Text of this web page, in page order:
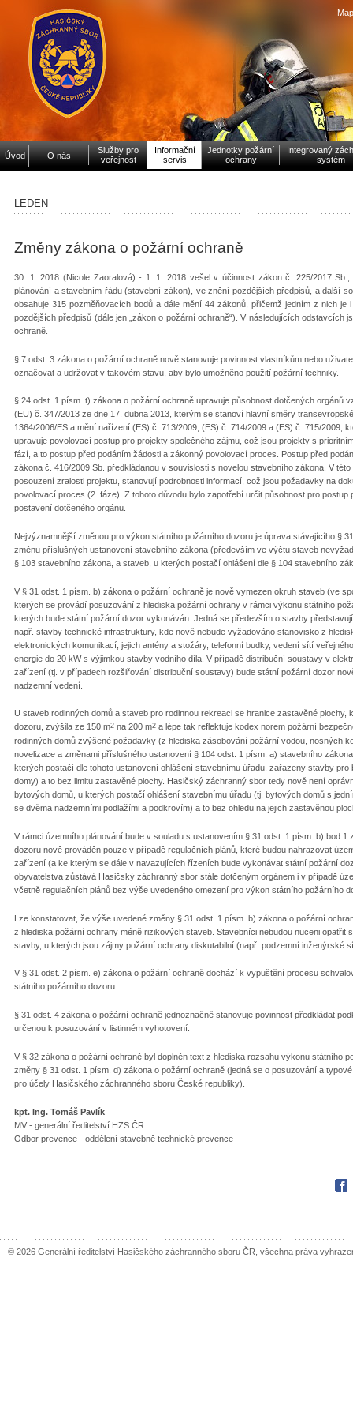
Úvod O nás
Služby pro
veřejnost
Informační
servis
Jednotky požární
ochrany
Integrovaný
systém
LEDEN
Změny zákona o požární ochraně
30. 1. 2018 (Nicole Zaoralová) - 1. 1. 2018 vešel v účinnost zákon č. 225/2017
plánování a stavebním řádu (stavební zákon), ve znění pozdějších předpisů, a další
obsahuje 315 pozměňovacích bodů a dále mění 44 zákonů, přičemž jedním z nich
pozdějších předpisů (dále jen „zákon o požární ochraně“). V následujících odstavcích
ochraně.
§ 7 odst. 3 zákona o požární ochraně nově stanovuje povinnost vlastníkům nebo
označovat a udržovat v takovém stavu, aby bylo umožněno použití požární techniky.
§ 24 odst. 1 písm. t) zákona o požární ochraně upravuje působnost dotčených orgánů
(EU) č. 347/2013 ze dne 17. dubna 2013, kterým se stanoví hlavní směry
1364/2006/ES a mění nařízení (ES) č. 713/2009, (ES) č. 714/2009 a (ES) č. 715/2009,
upravuje povolovací postup pro projekty společného zájmu, což jsou projekty s
fází, a to postup před podáním žádosti a zákonný povolovací proces. Postup před
zákona č. 416/2009 Sb. předkládanou v souvislosti s novelou stavebního zákona. V
posouzení zralosti projektu, stanovují podrobnosti informací, což jsou požadavky na
povolovací proces (2. fáze). Z tohoto důvodu bylo zapotřebí určit působnost pro
postavení dotčeného orgánu.
Nejvýznamnější změnou pro výkon státního požárního dozoru je úprava stávajícího §
změnu příslušných ustanovení stavebního zákona (především ve výčtu staveb
§ 103 stavebního zákona, a staveb, u kterých postačí ohlášení dle § 104 stavebního
V § 31 odst. 1 písm. b) zákona o požární ochraně je nově vymezen okruh staveb (ve
kterých se provádí posuzování z hlediska požární ochrany v rámci výkonu státního
kterých bude státní požární dozor vykonáván. Jedná se především o stavby
např. stavby technické infrastruktury, kde nově nebude vyžadováno stanovisko z
elektronických komunikací, jejich antény a stožáry, telefonní budky, vedení sítí
energie do 20 kW s výjimkou stavby vodního díla. V případě distribuční soustavy v
zařízení (tj. v případech rozšiřování distribuční soustavy) bude státní požární dozor
nadzemní vedení.
U staveb rodinných domů a staveb pro rodinnou rekreaci se hranice zastavěné
dozoru, zvýšila ze 150 m2 na 200 m2 a lépe tak reflektuje kodex norem požární
rodinných domů zvýšené požadavky (z hlediska zásobování požární vodou, nosných
novelizace a změnami příslušného ustanovení § 104 odst. 1 písm. a) stavebního
kterých postačí dle tohoto ustanovení ohlášení stavebnímu úřadu, zařazeny stavby
domy) a to bez limitu zastavěné plochy. Hasičský záchranný sbor tedy nově není
bytových domů, u kterých postačí ohlášení stavebnímu úřadu (tj. bytových domů s
se dvěma nadzemními podlažími a podkrovím) a to bez ohledu na jejich zastavěnou
V rámci územního plánování bude v souladu s ustanovením § 31 odst. 1 písm. b) bod
dozoru nově prováděn pouze v případě regulačních plánů, které budou nahrazovat
zařízení (a ke kterým se dále v navazujících řízeních bude vykonávat státní požární
obyvatelstva zůstává Hasičský záchranný sbor stále dotčeným orgánem i v případě
včetně regulačních plánů bez výše uvedeného omezení pro výkon státního požárního
Lze konstatovat, že výše uvedené změny § 31 odst. 1 písm. b) zákona o požární
z hlediska požární ochrany méně rizikových staveb. Stavebníci nebudou nuceni opatřit
stavby, u kterých jsou zájmy požární ochrany diskutabilní (např. podzemní inženýrské
V § 31 odst. 2 písm. e) zákona o požární ochraně dochází k vypuštění procesu
státního požárního dozoru.
§ 31 odst. 4 zákona o požární ochraně jednoznačně stanovuje povinnost předkládat
určenou k posuzování v listinném vyhotovení.
V § 32 zákona o požární ochraně byl doplněn text z hlediska rozsahu výkonu státního
změny § 31 odst. 1 písm. d) zákona o požární ochraně (jedná se o posuzování a
pro účely Hasičského záchranného sboru České republiky).
kpt. Ing. Tomáš Pavlík
MV - generální ředitelství HZS ČR
Odbor prevence - oddělení stavebně technické prevence
© 2026 Generální ředitelství Hasičského záchranného sboru ČR, všechna práva